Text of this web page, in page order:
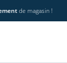
de magasin !